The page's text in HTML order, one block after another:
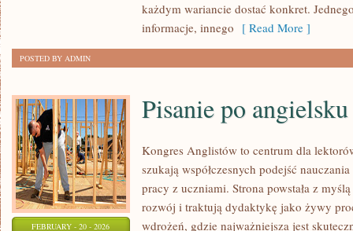
POLECAJKIkażdym wariancie dostać konkret.
informacje, innego [ Read More ]
POSTED BY ADMIN
FEBRUARY - 20 - 2026
Pisanie po angielsku
Kongres Anglistów to centrum dla
szukają współczesnych podejść
pracy z uczniami. Strona powstała z
rozwój i traktują dydaktykę jako żywy
wdrożeń, gdzie najważniejsza jest